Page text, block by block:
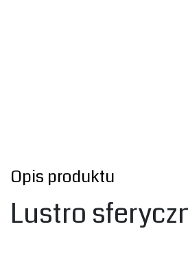
Opis produktu
Lustro